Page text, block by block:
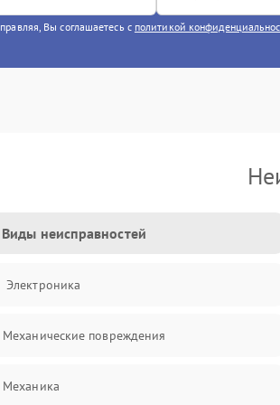
Вы соглашаетесь с политикой
Виды неисправностей
Электроника
Механические повреждения
Механика